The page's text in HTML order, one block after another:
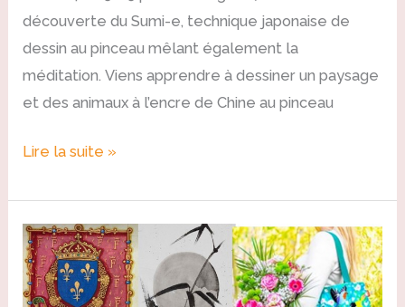
découverte du Sumi-e, technique japonaise de
dessin au pinceau mêlant également la
méditation. Viens apprendre à dessiner un paysage
et des animaux à l’encre de Chine au pinceau
Lire la suite »
Stages
enfant
vacances